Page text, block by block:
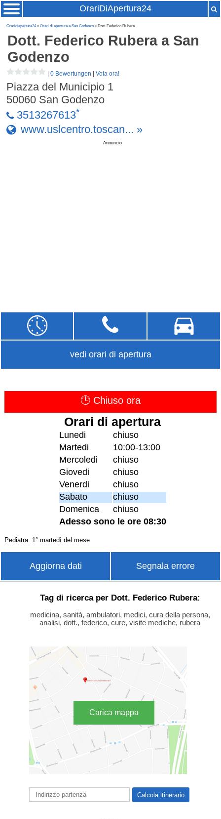
OrariDiApertura24
Oraridiapertura24»Orari di apertura a San Godenzo » Dott. Federico Rubera
Dott. Federico Ruberaa San
Godenzo
|0 Bewertungen |Vota ora!
Piazza del Municipio 1
50060 San Godenzo
3513267613*
www.uslcentro.toscan... »
Annuncio
vedi orari di apertura
🕒 Chiuso ora
Orari di apertura
Lunedi
chiuso
Martedi
10:00-13:00
Mercoledi
chiuso
Giovedi
chiuso
Venerdi
chiuso
Sabato
chiuso
Domenica
chiuso
Adesso sono le ore 08:30
Pediatra. 1° martedì del mese
Aggiorna dati Segnala errore
Tag di ricerca per Dott. Federico Rubera:
medicina, sanità, ambulatori, medici, cura della persona,
analisi, dott., federico, cure, visite mediche, rubera
Carica mappa